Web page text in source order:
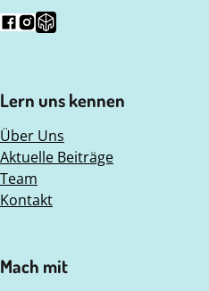
Folg uns auf Facebook
Folg uns auf Instagram
Folge uns auf Nebenan.de
Lern uns kennen
Über Uns
Aktuelle Beiträge
Team
Kontakt
Mach mit